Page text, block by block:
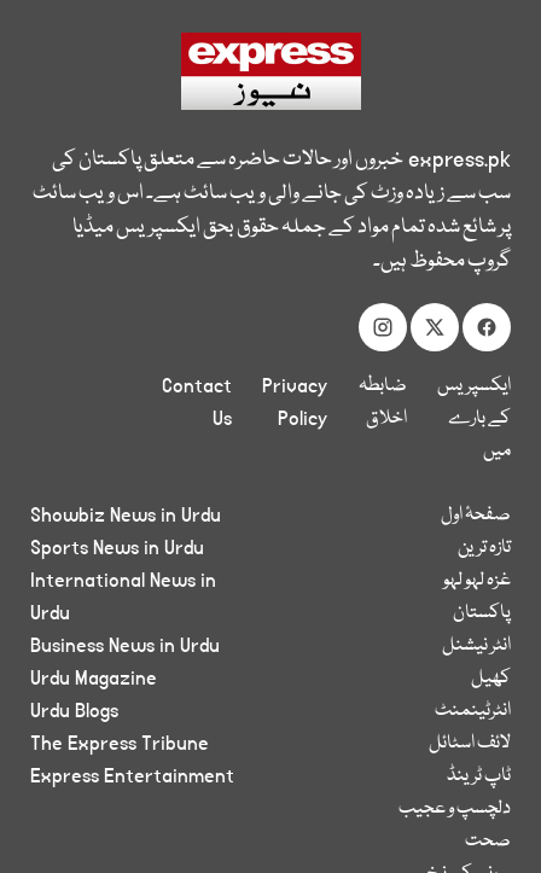
express.pkخبروں اور حالات حاضرہ سے متعلق پاکستان کی
سب سے زیادہ وزٹ کی جانے والی ویب سائٹ ہے۔ اس ویب سائٹ
پر شائع شدہ تمام مواد کے جملہ حقوق بحق ایکسپریس میڈیا
گروپ محفوظ ہیں۔
ایکسپریس
کے بارے
میں
ضابطہ
اخلاق
Privacy
Policy
Contact
Us
صفحۂ اول
تازہ ترین
غزہ لہو لہو
پاکستان
انٹر نیشنل
کھیل
انٹرٹینمنٹ
لائف اسٹائل
ٹاپ ٹرینڈ
دلچسپ و عجیب
صحت
Showbiz News in Urdu
Sports News in Urdu
International News in
Urdu
Business News in Urdu
Urdu Magazine
Urdu Blogs
The Express Tribune
Express Entertainment